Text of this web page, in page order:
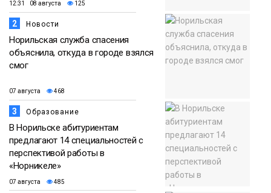
12:31 08 августа 125
2 Новости
Норильская служба спасения
объяснила, откуда в городе взялся
смог
07 августа 468
3 Образование
В Норильске абитуриентам
предлагают 14 специальностей с
перспективой работы в
«Норникеле»
07 августа 485